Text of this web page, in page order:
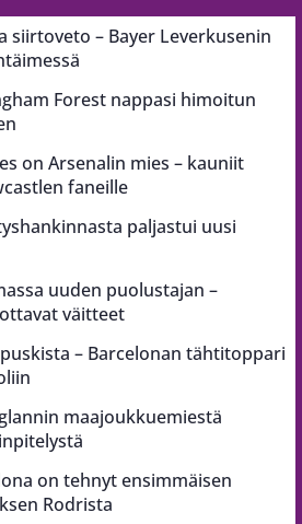
siirtoveto – Bayer Leverkusenin
Forest nappasi himoitun
on Arsenalin mies – kauniit
faneille
paljastui uusi
uuden puolustajan –
väitteet
– Barcelonan tähtitoppari
maajoukkuemiestä
on tehnyt ensimmäisen
Rodrista